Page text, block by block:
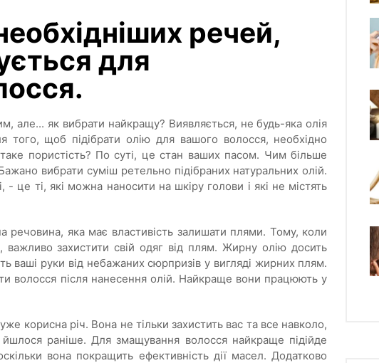
речей,
для
але... як вибрати найкращу? Виявляється, не будь-яка олія
того, щоб підібрати олію для вашого волосся, необхідно
пористість? По суті, це стан ваших пасом. Чим більше
вибрати суміш ретельно підібраних натуральних олій.
- це ті, які можна наносити на шкіру голови і які не містять
яка має властивість залишати плями. Тому, коли
захистити свій одяг від плям. Жирну олію досить
ваші руки від небажаних сюрпризів у вигляді жирних плям.
волосся після нанесення олій. Найкраще вони працюють у
корисна річ. Вона не тільки захистить вас та все навколо,
раніше. Для змащування волосся найкраще підійде
вона покращить ефективність дії масел. Додатково